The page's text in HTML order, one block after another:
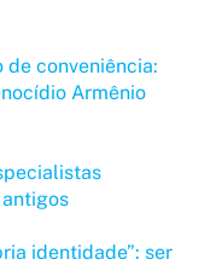
de conveniência:
Armênio
identidade”: ser